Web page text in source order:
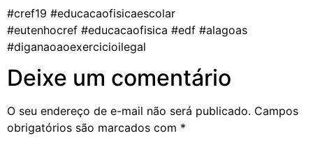
#cref19 #educacaofisicaescolar
#eutenhocref #educacaofisica #edf #alagoas
#diganaoaoexercicioilegal
Deixe um comentário
O seu endereço de e-mail não será publicado. Campos
obrigatórios são marcados com *